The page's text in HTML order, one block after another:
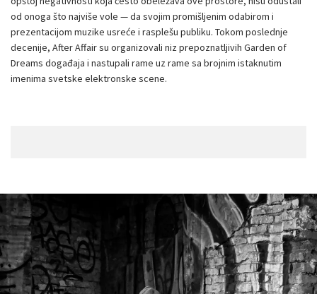
od onoga što najviše vole — da svojim promišljenim odabirom i
prezentacijom muzike usreće i rasplešu publiku. Tokom poslednje
decenije, After Affair su organizovali niz prepoznatljivih Garden of
Dreams događaja i nastupali rame uz rame sa brojnim istaknutim
imenima svetske elektronske scene.